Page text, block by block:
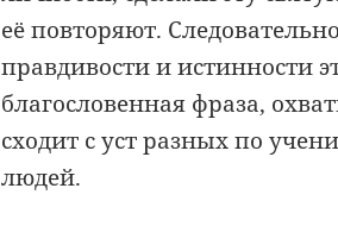
её повторяют.
правдивости и истинности
благословенная фраза,
сходит с уст разных по
людей.